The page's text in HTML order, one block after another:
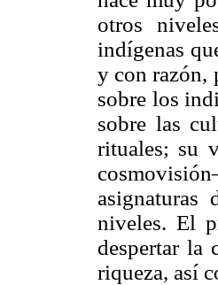
otros
indígenas
y con razón,
sobre los
sobre las
rituales; su
niveles. El
despertar la
riqueza, así